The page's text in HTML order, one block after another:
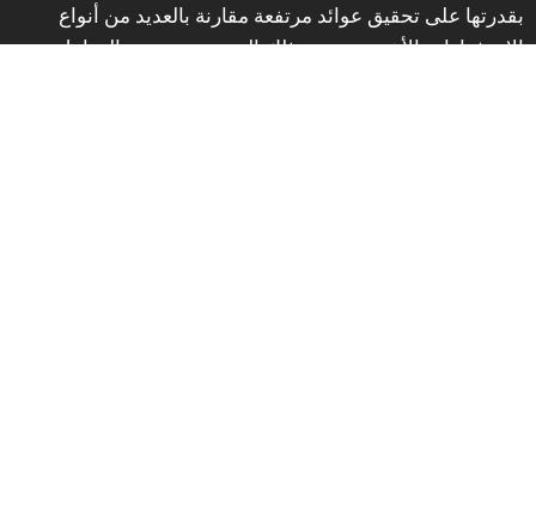
بقدرتها على تحقيق عوائد مرتفعة مقارنة بالعديد من أنواع
الاستثمارات الأخرى، ويرجع ذلك إلى مجموعة من العوامل